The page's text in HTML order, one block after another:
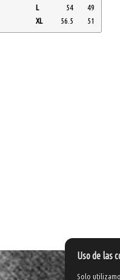
L
54
49
XL
56.5 51
Uso de las
Solo